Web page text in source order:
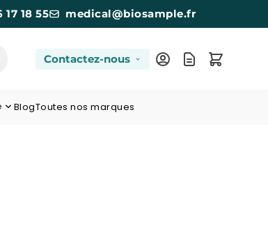
17 18 55
medical@biosample.fr
Contactez-nous
BlogToutes nos marques